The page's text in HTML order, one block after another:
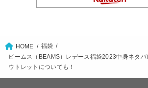
HOME
福袋
ビームス（BEAMS）レデース福袋2023中身ネタ
ウトレットについても！